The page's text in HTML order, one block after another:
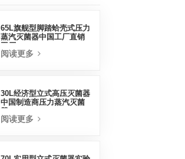
65L旗舰型脚踏蛤壳式压力
蒸汽灭菌器中国工厂直销
阅读更多
30L经济型立式高压灭菌器
中国制造商压力蒸汽灭菌
阅读更多